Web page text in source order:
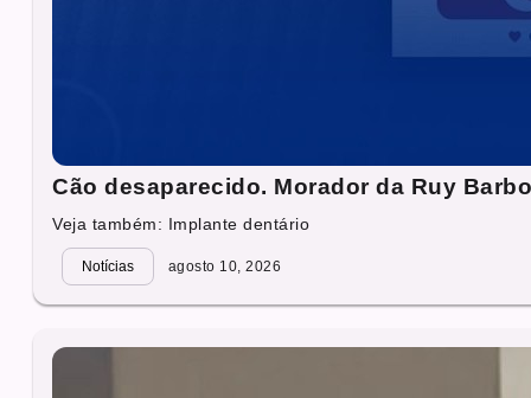
Cão desaparecido. Morador da Ruy
Veja também: Implante dentário
Notícias agosto 10, 2026